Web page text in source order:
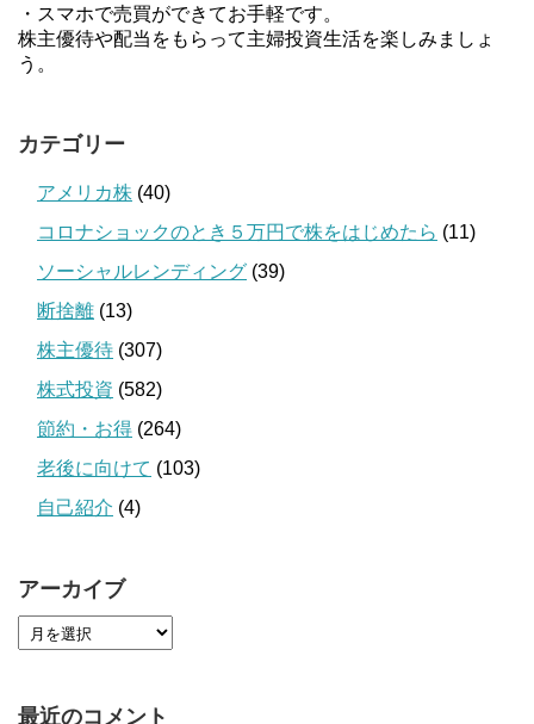
・スマホで売買ができてお手軽です。
株主優待や配当をもらって主婦投資生活を楽しみましょ
う。
カテゴリー
アメリカ株 (40)
コロナショックのとき５万円で株をはじめたら (11)
ソーシャルレンディング (39)
断捨離 (13)
株主優待 (307)
株式投資 (582)
節約・お得 (264)
老後に向けて (103)
自己紹介 (4)
アーカイブ
最近のコメント